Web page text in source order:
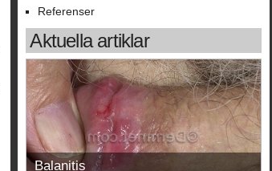
Referenser
Aktuella artiklar
Balanitis